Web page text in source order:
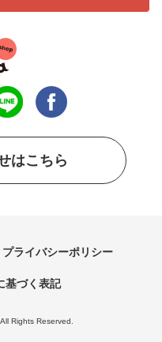
はこちら
プライバシーポリシー
基づく表記
Rights Reserved.